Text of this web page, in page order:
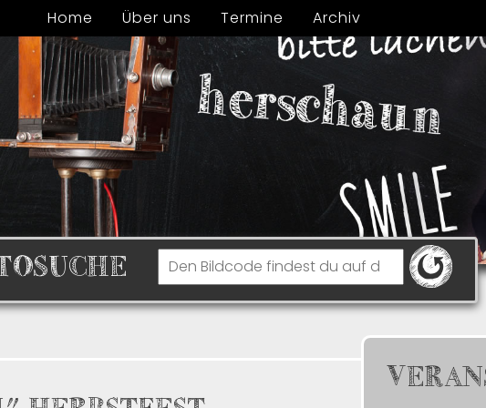
Home Über uns Termine Archiv